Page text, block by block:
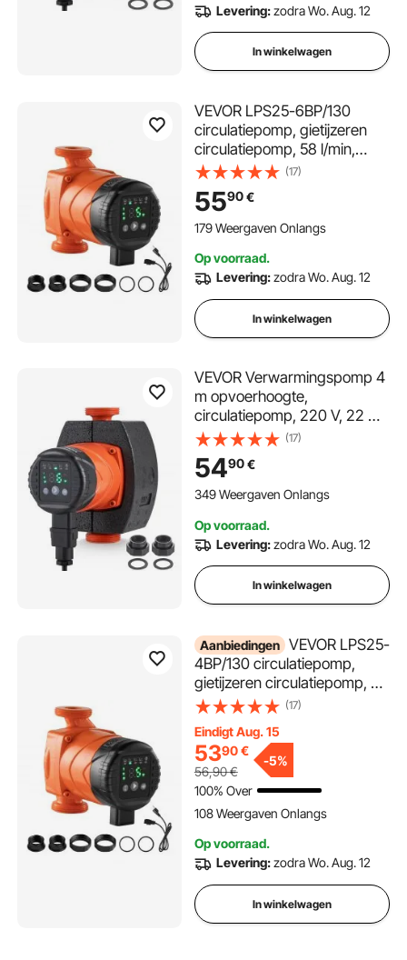
Levering:zodra Wo. Aug. 12
In winkelwagen
VEVOR LPS25-6BP/130
circulatiepomp, gietijzeren
circulatiepomp, 58 l/min,
max. opvoerhoogte 6 m,
warmwatercirculatie,
schroefdraadaansluiting,
terugslagklep, stille werking,
huisverwarmingssystemen
(17)
5590€
179 Weergaven Onlangs
Op voorraad.
Levering:zodra Wo. Aug. 12
In winkelwagen
VEVOR Verwarmingspomp 4
m opvoerhoogte,
circulatiepomp, 220 V, 22 W,
50 l/min,
hoogrendementscirculatiepo
mp, automatische
watercirculatiepomp, 1-1/2
voor
waterverwarmingssysteem
(17)
5490€
349 Weergaven Onlangs
Op voorraad.
Levering:zodra Wo. Aug. 12
In winkelwagen
Aanbiedingen VEVOR LPS25-
4BP/130 circulatiepomp,
gietijzeren circulatiepomp, 42
l/min, maximale
warmwatercirculatie,
schroefdraadaansluiting,
terugslagklep, stille werking,
voor
thuisverwarmingssysteem
(17)
Eindigt Aug. 15
5390€
56,90€
-5%
100% Over
108 Weergaven Onlangs
Op voorraad.
Levering:zodra Wo. Aug. 12
In winkelwagen